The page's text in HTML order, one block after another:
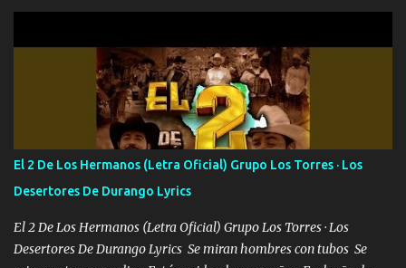
estándares 110 mil records de pistas no me falta mucho para
verme en las revistas Ya pasé Italia Japón Madrid Milán y también
Francia ropa de 100.000 bolas Louis vuitton es mi fragancia
repleta de presidentes la bolsa estoy en mi pic si no se han dado
cuenta chequeen gráficas del kitch
El 2 De Los Hermanos (Letra Oficial) Grupo Los Torres · Los
Desertores De Durango Lyrics
El 2 De Los Hermanos (Letra Oficial) Grupo Los Torres · Los
Desertores De Durango Lyrics Se miran hombres con tubos Se